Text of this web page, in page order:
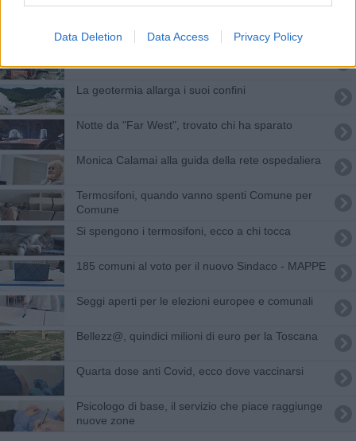
Data Deletion Data Access Privacy Policy
La geotermia allarga i suoi confini
Notte da "Far West", trovato chi ha sparato
Monica Calamai alla guida della rete ospedaliera
Termosifoni, quando vanno spenti Comune per
Comune
Si spengono i termosifoni, ecco a chi tocca
185 comuni al voto per il nuovo Sindaco - MAPPE
Seggi aperti per le elezioni europee e comunali
Bellezz@, quindici milioni di euro per la Toscana
Quarta dose anti Covid, ecco dove vaccinarsi
Psicologo di base, il servizio che piace raggiunge
nuove zone